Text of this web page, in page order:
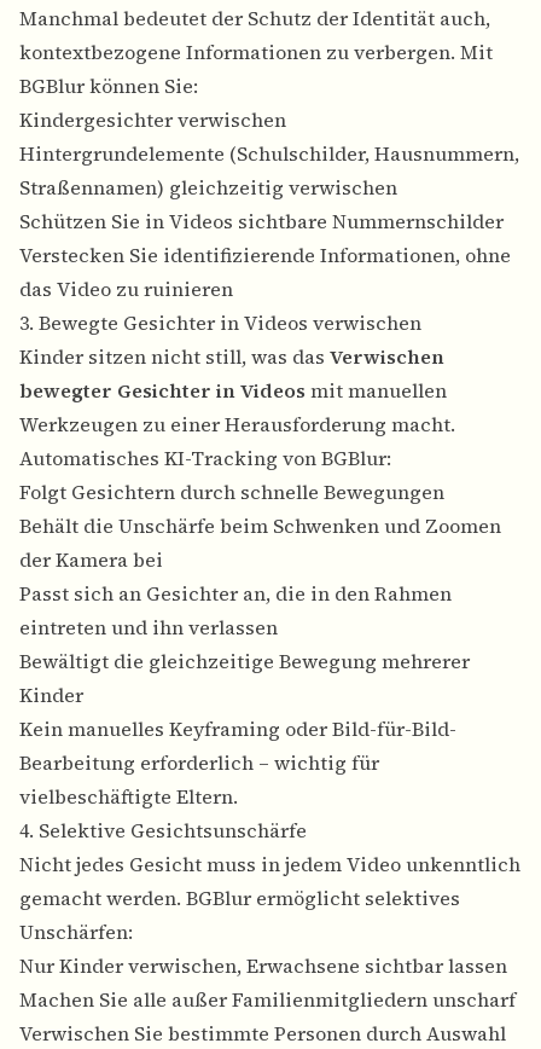
Manchmal bedeutet der Schutz der Identität auch,
kontextbezogene Informationen zu verbergen. Mit
BGBlur können Sie:
Kindergesichter verwischen
Hintergrundelemente (Schulschilder, Hausnummern,
Straßennamen) gleichzeitig verwischen
Schützen Sie in Videos sichtbare Nummernschilder
Verstecken Sie identifizierende Informationen, ohne
das Video zu ruinieren
3. Bewegte Gesichter in Videos verwischen
Kinder sitzen nicht still, was das Verwischen
bewegter Gesichter in Videos mit manuellen
Werkzeugen zu einer Herausforderung macht.
Automatisches KI-Tracking von BGBlur:
Folgt Gesichtern durch schnelle Bewegungen
Behält die Unschärfe beim Schwenken und Zoomen
der Kamera bei
Passt sich an Gesichter an, die in den Rahmen
eintreten und ihn verlassen
Bewältigt die gleichzeitige Bewegung mehrerer
Kinder
Kein manuelles Keyframing oder Bild-für-Bild-
Bearbeitung erforderlich – wichtig für
vielbeschäftigte Eltern.
4. Selektive Gesichtsunschärfe
Nicht jedes Gesicht muss in jedem Video unkenntlich
gemacht werden. BGBlur ermöglicht selektives
Unschärfen:
Nur Kinder verwischen, Erwachsene sichtbar lassen
Machen Sie alle außer Familienmitgliedern unscharf
Verwischen Sie bestimmte Personen durch Auswahl